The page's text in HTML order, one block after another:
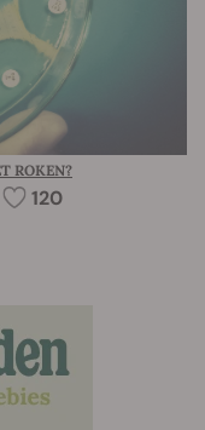
ROKEN?
120